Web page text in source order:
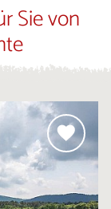
Sie von